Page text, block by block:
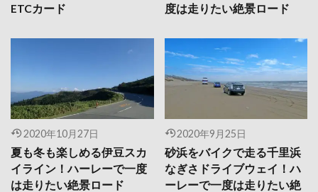
ETCカード
度は走りたい絶景ロード
2020年10月27日
夏も冬も楽しめる伊豆スカ
イライン！ハーレーで一度
は走りたい絶景ロード
2020年9月25日
砂浜をバイクで走る千里浜
なぎさドライブウェイ！ハ
ーレーで一度は走りたい絶